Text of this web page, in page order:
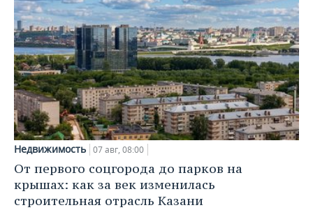
Недвижимость 07 авг, 08:00
От первого соцгорода до парков на
крышах: как за век изменилась
строительная отрасль Казани